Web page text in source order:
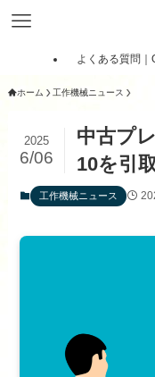
よくある質問｜
ホーム 工作機械ニュース
中古プ
10を引
2025
6/06
工作機械ニュース